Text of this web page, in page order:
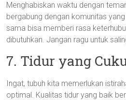
Menghabiskan waktu dengan
bergabung dengan komunitas
sama bisa memberi rasa
dibutuhkan. Jangan ragu untuk
7. Tidur yang
Ingat, tubuh kita memerlukan
optimal. Kualitas tidur yang baik